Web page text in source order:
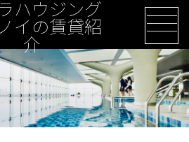
ハウジング
イの賃貸紹
介